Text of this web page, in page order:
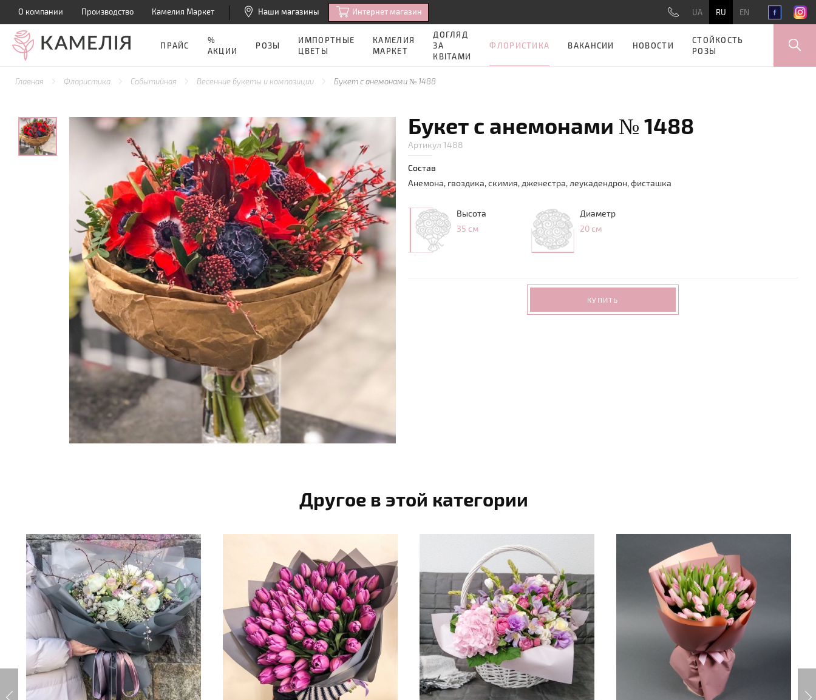
О компании Производство Камелия Маркет Наши магазины Интернет магазин UA RU EN
ПРАЙС
%
АКЦИИ
РОЗЫ
ИМПОРТНЫЕ
ЦВЕТЫ
КАМЕЛИЯ
МАРКЕТ
ДОГЛЯД
ЗА
КВІТАМИ
ФЛОРИСТИКА ВАКАНСИИ НОВОСТИ
СТОЙКОСТЬ
РОЗЫ
Главная Флористика Событийная Весенние букеты и композиции Букет с анемонами № 1488
Букет с анемонами № 1488
Артикул 1488
Состав
Анемона, гвоздика, скимия, дженестра, леукадендрон, фисташка
Высота
35 см
Диаметр
20 см
КУПИТЬ
Другое в этой категории